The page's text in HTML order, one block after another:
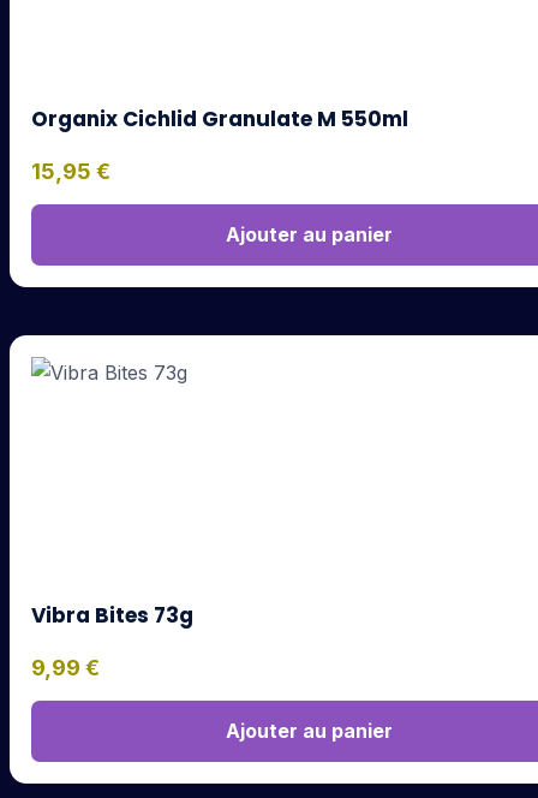
Organix Cichlid Granulate M 550ml
15,95 €
Ajouter au panier
Vibra Bites 73g
9,99 €
Ajouter au panier